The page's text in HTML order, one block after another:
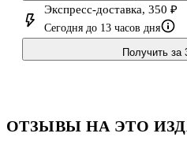
Экспресс-доставка, 350 ₽
Сегодня до 13 часов дня
Получить за
ОТЗЫВЫ НА ЭТО